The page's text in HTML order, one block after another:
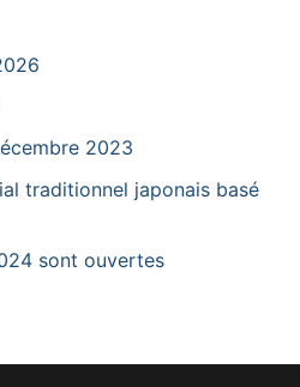
2023
traditionnel japonais basé
sont ouvertes